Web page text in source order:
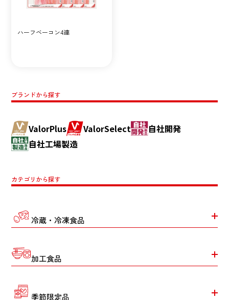
ハーフベーコン4連
ブランドから探す
ValorPlus ValorSelect
自社開発
自社工場製造
カテゴリから探す
冷蔵・冷凍食品
加工食品
季節限定品